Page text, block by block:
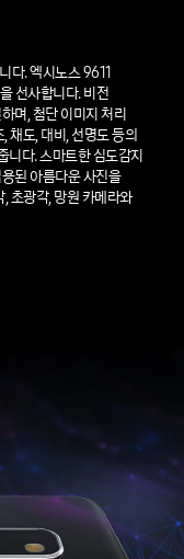
다. 엑시노스 9611
선사합니다. 비전
며, 첨단 이미지 처리
채도, 대비, 선명도 등의
니다. 스마트한 심도감지
된 아름다운 사진을
초광각, 망원 카메라와